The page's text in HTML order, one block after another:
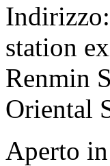
station
Renmin
Oriental
Aperto